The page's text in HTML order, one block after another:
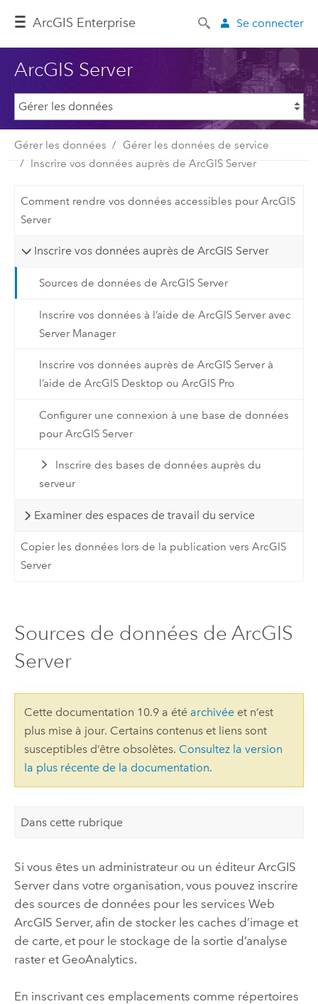
ArcGIS Enterprise Se connecter
ArcGIS Server
Gérer les données
Gérer les données de service
Inscrire vos données auprès de ArcGIS Server
Comment rendre vos données accessibles pour ArcGIS
Server
Inscrire vos données auprès de ArcGIS Server
Sources de données de ArcGIS Server
Inscrire vos données à l’aide de ArcGIS Server avec
Server Manager
Inscrire vos données auprès de ArcGIS Server à
l’aide de ArcGIS Desktop ou ArcGIS Pro
Configurer une connexion à une base de données
pour ArcGIS Server
Inscrire des bases de données auprès du
serveur
Examiner des espaces de travail du service
Copier les données lors de la publication vers ArcGIS
Server
Sources de données de ArcGIS
Server
Cette documentation 10.9 a été archivéeet n’est
plus mise à jour. Certains contenus et liens sont
susceptibles d’être obsolètes. Consultez la version
la plus récente de la documentation.
Dans cette rubrique
Si vous êtes un administrateur ou un éditeur ArcGIS
Serverdans votre organisation, vous pouvez inscrire
des sources de données pour les services Web
ArcGIS Server, afin de stocker les caches d’image et
de carte, et pour le stockage de la sortie d’analyse
raster et GeoAnalytics.
En inscrivant ces emplacements comme répertoires